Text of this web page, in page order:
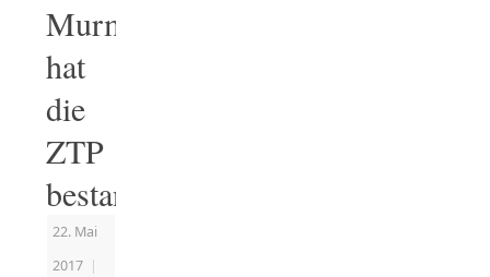
Murmel
hat
die
ZTP
bestanden
22. Mai
2017 |